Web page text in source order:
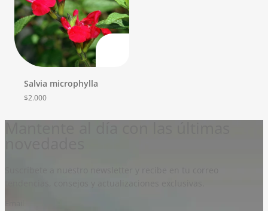
Salvia microphylla
$2.000